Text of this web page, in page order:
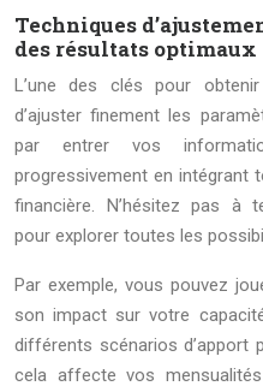
Techniques
des résultats optimaux
L’une des clés pour
d’ajuster finement les
par entrer vos
progressivement en intégrant
financière. N’hésitez pas à
pour explorer toutes les
Par exemple, vous pouvez
son impact sur votre
différents scénarios d’apport
cela affecte vos